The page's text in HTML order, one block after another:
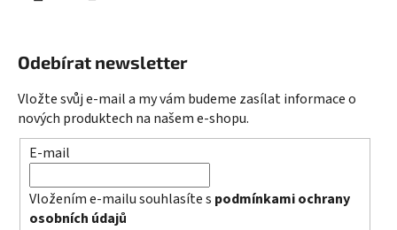
Odebírat newsletter
Vložte svůj e-mail a my vám budeme zasílat informace o
nových produktech na našem e-shopu.
E-mail
Vložením e-mailu souhlasíte s podmínkami ochrany
osobních údajů